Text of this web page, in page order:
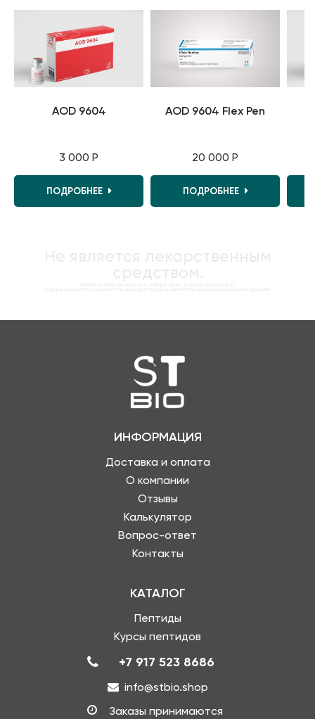
AOD 9604
3 000 Р
ПОДРОБНЕЕ
AOD 9604 Flex Pen
20 000 Р
ПОДРОБНЕЕ
ИНФОРМАЦИЯ
Доставка и оплата
О компании
Отзывы
Калькулятор
Вопрос-ответ
Контакты
КАТАЛОГ
Пептиды
Курсы пептидов
+7 917 523 8686
info@stbio.shop
Заказы принимаются